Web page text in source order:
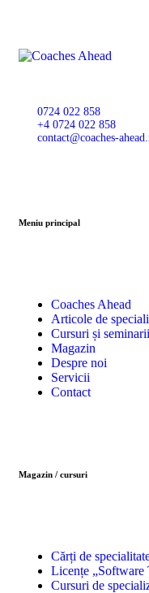
0724 022 858
+4 0724 022 858
contact@coaches-
Meniu principal
Coaches Ahead
Articole de
Cursuri și seminarii
Magazin
Despre noi
Servicii
Contact
Magazin / cursuri
Cărți de
Licențe „Software
Cursuri de